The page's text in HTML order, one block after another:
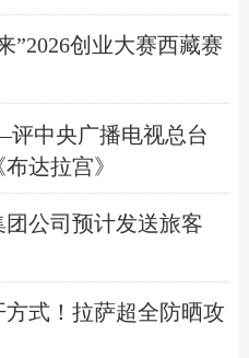
”2026创业大赛西藏赛
中央广播电视总台
达拉宫》
团公司预计发送旅客
式！拉萨超全防晒攻